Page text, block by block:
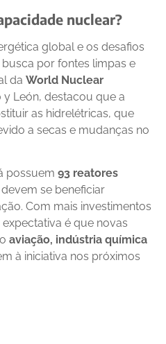
nuclear?
global e os desafios
por fontes limpas e
da World Nuclear
y León, destacou que a
as hidrelétricas, que
a secas e mudanças no
possuem 93 reatores
devem se beneficiar
Com mais investimentos
é que novas
aviação, indústria química
à iniciativa nos próximos